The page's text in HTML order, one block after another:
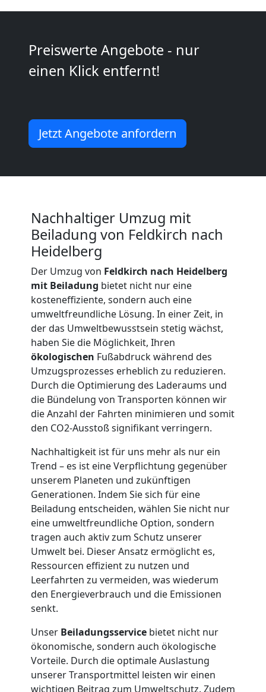
Preiswerte Angebote - nur
einen Klick entfernt!
Jetzt Angebote anfordern
Nachhaltiger Umzug mit
Beiladung von Feldkirch nach
Heidelberg
Der Umzug von Feldkirch nach Heidelberg
mit Beiladung bietet nicht nur eine
kosteneffiziente, sondern auch eine
umweltfreundliche Lösung. In einer Zeit, in
der das Umweltbewusstsein stetig wächst,
haben Sie die Möglichkeit, Ihren
ökologischen Fußabdruck während des
Umzugsprozesses erheblich zu reduzieren.
Durch die Optimierung des Laderaums und
die Bündelung von Transporten können wir
die Anzahl der Fahrten minimieren und somit
den CO2-Ausstoß signifikant verringern.
Nachhaltigkeit ist für uns mehr als nur ein
Trend – es ist eine Verpflichtung gegenüber
unserem Planeten und zukünftigen
Generationen. Indem Sie sich für eine
Beiladung entscheiden, wählen Sie nicht nur
eine umweltfreundliche Option, sondern
tragen auch aktiv zum Schutz unserer
Umwelt bei. Dieser Ansatz ermöglicht es,
Ressourcen effizient zu nutzen und
Leerfahrten zu vermeiden, was wiederum
den Energieverbrauch und die Emissionen
senkt.
Unser Beiladungsservice bietet nicht nur
ökonomische, sondern auch ökologische
Vorteile. Durch die optimale Auslastung
unserer Transportmittel leisten wir einen
wichtigen Beitrag zum Umweltschutz. Zudem
Kunsttransport
Feldkirch
Umzug
Feldkirch
3
Mann
LKW
Möbellift
Feldkirch
Übersiedlung
Feldkirch
Klaviertransport
Feldkirch
Privatumzug
Feldkirch
Tresortransport
Feldkirch